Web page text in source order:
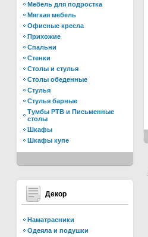
Мебель для подростка
Мягкая мебель
Офисные кресла
Прихожие
Спальни
Стенки
Столы и стулья
Столы обеденные
Стулья
Стулья барные
Тумбы РТВ и Письменные
столы
Шкафы
Шкафы купе
Декор
Наматрасники
Одеяла и подушки